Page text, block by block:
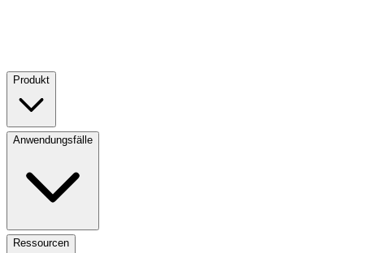
Produkt
Anwendungsfälle
Ressourcen